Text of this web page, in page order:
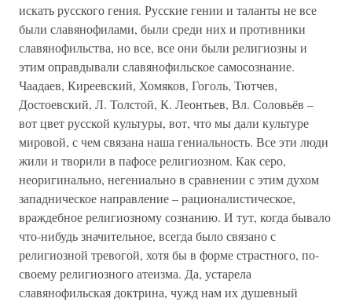
искать русского гения. Русские гении и таланты не все
были славянофилами, были среди них и противники
славянофильства, но все, все они были религиозны и
этим оправдывали славянофильское самосознание.
Чаадаев, Киреевский, Хомяков, Гоголь, Тютчев,
Достоевский, Л. Толстой, К. Леонтьев, Вл. Соловьёв –
вот цвет русской культуры, вот, что мы дали культуре
мировой, с чем связана наша гениальность. Все эти люди
жили и творили в пафосе религиозном. Как серо,
неоригинально, негениально в сравнении с этим духом
западническое направление – рационалистическое,
враждебное религиозному сознанию. И тут, когда бывало
что-нибудь значительное, всегда было связано с
религиозной тревогой, хотя бы в форме страстного, по-
своему религиозного атеизма. Да, устарела
славянофильская доктрина, чужд нам их душевный